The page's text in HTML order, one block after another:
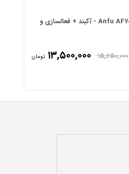
کارتخوان سیار Anfu AF70 - آکبند + فعالسازی و
۱۵,۶۵۰,۰۰۰ ۱۳,۵۰۰,۰۰۰ تومان